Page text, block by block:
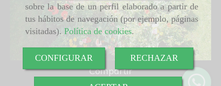
sobre la base de un perfil elaborado a partir de
tus hábitos de navegación (por ejemplo, páginas
visitadas). Política de cookies.
CONFIGURAR RECHAZAR
Compartir